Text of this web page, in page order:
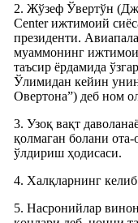
2. Жўзеф Ўвертўн
Center ижтимоий
президенти.
муаммонинг
таъсир ёрдамида
Ўлимидан кейин
Овертона”) деб ном
3. Узоқ вақт
қолмаган болани
ўлдириш ҳодисаси.
4. Халқларнинг
5. Насронийлар